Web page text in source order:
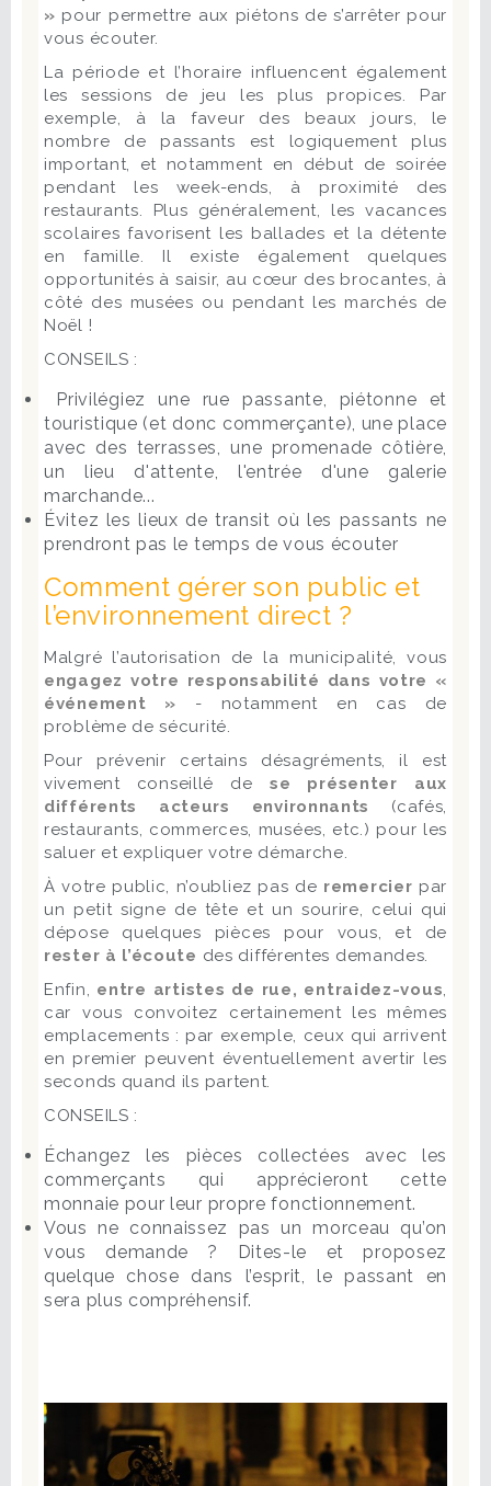
» pour permettre aux piétons de s’arrêter pour
vous écouter.
La période et l’horaire influencent également
les sessions de jeu les plus propices. Par
exemple, à la faveur des beaux jours, le
nombre de passants est logiquement plus
important, et notamment en début de soirée
pendant les week-ends, à proximité des
restaurants. Plus généralement, les vacances
scolaires favorisent les ballades et la détente
en famille. Il existe également quelques
opportunités à saisir, au cœur des brocantes, à
côté des musées ou pendant les marchés de
Noël !
CONSEILS :
Privilégiez une rue passante, piétonne et
touristique (et donc commerçante), une place
avec des terrasses, une promenade côtière,
un lieu d'attente, l'entrée d'une galerie
marchande...
Évitez les lieux de transit où les passants ne
prendront pas le temps de vous écouter
Comment gérer son public et
l’environnement direct ?
Malgré l’autorisation de la municipalité, vous
engagez votre responsabilité dans votre «
événement » - notamment en cas de
problème de sécurité.
Pour prévenir certains désagréments, il est
vivement conseillé de se présenter aux
différents acteurs environnants
(cafés,
restaurants, commerces, musées, etc.) pour les
saluer et expliquer votre démarche.
À votre public, n’oubliez pas de remercier par
un petit signe de tête et un sourire, celui qui
dépose quelques pièces pour vous, et de
rester à l’écoute des différentes demandes.
Enfin, entre artistes de rue, entraidez-vous,
car vous convoitez certainement les mêmes
emplacements : par exemple, ceux qui arrivent
en premier peuvent éventuellement avertir les
seconds quand ils partent.
CONSEILS :
Échangez les pièces collectées avec les
commerçants qui apprécieront cette
monnaie pour leur propre fonctionnement.
Vous ne connaissez pas un morceau qu’on
vous demande ? Dites-le et proposez
quelque chose dans l’esprit, le passant en
sera plus compréhensif.